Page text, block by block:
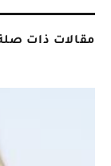
مقالات ذات